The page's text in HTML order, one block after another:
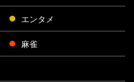
エンタメ
麻雀